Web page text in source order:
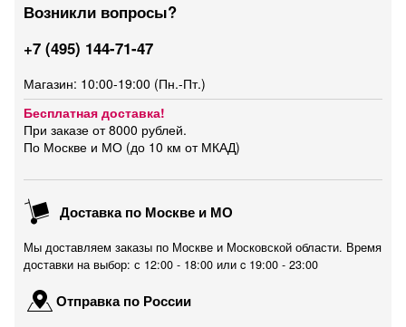
Возникли вопросы?
+7 (495) 144-71-47
Магазин: 10:00-19:00 (Пн.-Пт.)
Бесплатная доставка!
При заказе от 8000 рублей.
По Москве и МО (до 10 км от МКАД)
Доставка по Москве и МО
Мы доставляем заказы по Москве и Московской области. Время
доставки на выбор: с 12:00 - 18:00 или c 19:00 - 23:00
Отправка по России